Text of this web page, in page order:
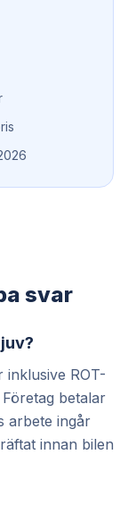
svar
ROT-
betalar
arbete ingår
innan bilen